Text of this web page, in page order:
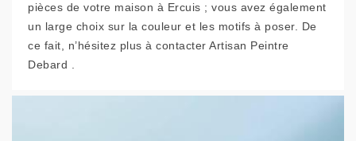
pièces de votre maison à Ercuis ; vous avez également
un large choix sur la couleur et les motifs à poser. De
ce fait, n’hésitez plus à contacter Artisan Peintre
Debard .